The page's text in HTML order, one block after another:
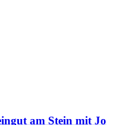
am Stein mit Jo